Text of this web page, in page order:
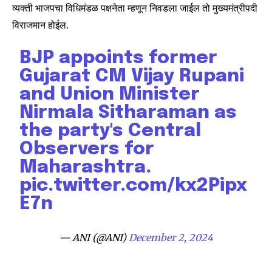
Join our community of
व्यक्ती भाजपचा विधिमंडळ पक्षनेता म्हणून निवडला जाईल तो मुख्यमंत्रीपदी
विराजमान होईल.
BJP appoints former
Gujarat CM Vijay Rupani
and Union Minister
Nirmala Sitharaman as
the party's Central
Observers for
Maharashtra.
pic.twitter.com/kx2Pipx
E7n
— ANI (@ANI)December 2, 2024